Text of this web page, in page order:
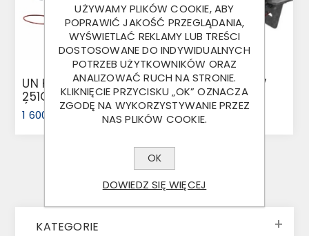
UN KPL 3000KG V
251G AK301 TOTP
(1731344)
1 600,00 ZŁ
UN KPL 2700KG V
251S AK270 TOTP
(1731104)
1 300,00 ZŁ
KATEGORIE
UŻYWAMY PLIKÓW COOKIE, ABY
POPRAWIĆ JAKOŚĆ PRZEGLĄDANIA,
WYŚWIETLAĆ REKLAMY LUB TREŚCI
DOSTOSOWANE DO INDYWIDUALNYCH
POTRZEB UŻYTKOWNIKÓW ORAZ
ANALIZOWAĆ RUCH NA STRONIE.
KLIKNIĘCIE PRZYCISKU „OK” OZNACZA
ZGODĘ NA WYKORZYSTYWANIE PRZEZ
NAS PLIKÓW COOKIE.
OK
DOWIEDZ SIĘ WIĘCEJ